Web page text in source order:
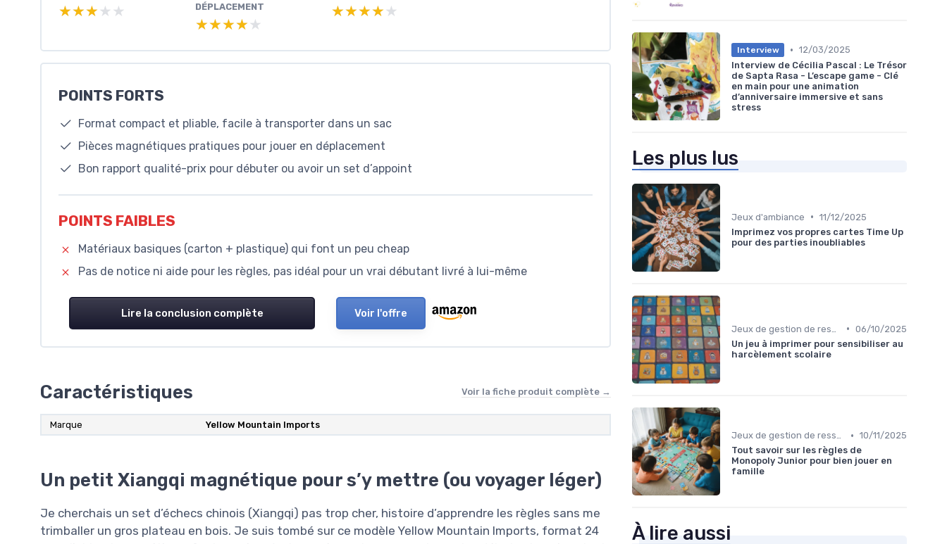
★★★★★
★★★★★
DÉPLACEMENT
★★★★★
★★★★★
★★★★★
★★★★★
POINTS FORTS
Format compact et pliable, facile à transporter dans un sac
Pièces magnétiques pratiques pour jouer en déplacement
Bon rapport qualité-prix pour débuter ou avoir un set d’appoint
POINTS FAIBLES
Matériaux basiques (carton + plastique) qui font un peu cheap
Pas de notice ni aide pour les règles, pas idéal pour un vrai débutant livré à lui-même
Lire la conclusion complète Voir l'offre
Caractéristiques Voir la fiche produit complète →
Marque Yellow Mountain Imports
Un petit Xiangqi magnétique pour s’y mettre (ou voyager léger)
Je cherchais un set d’échecs chinois (Xiangqi) pas trop cher, histoire d’apprendre les règles sans me
trimballer un gros plateau en bois. Je suis tombé sur ce modèle Yellow Mountain Imports, format 24
Interview • 12/03/2025
Interview de Cécilia Pascal : Le Trésor
de Sapta Rasa - L’escape game - Clé
en main pour une animation
d’anniversaire immersive et sans
stress
Les plus lus
Jeux d'ambiance • 11/12/2025
Imprimez vos propres cartes Time Up
pour des parties inoubliables
• 06/10/2025
Un jeu à imprimer pour sensibiliser au
harcèlement scolaire
Jeux de gestion de ressources • 10/11/2025
Tout savoir sur les règles de
Monopoly Junior pour bien jouer en
famille
À lire aussi